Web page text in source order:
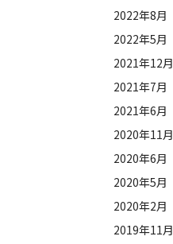
2022年8月
2022年5月
2021年12月
2021年7月
2021年6月
2020年11月
2020年6月
2020年5月
2020年2月
2019年11月